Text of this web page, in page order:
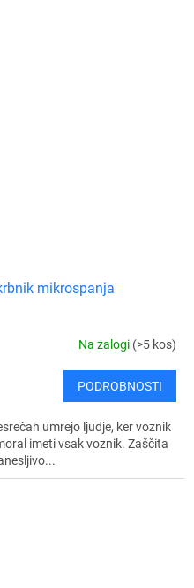
mikrospanja
Na zalogi (>5 kos)
PODROBNOSTI
umrejo ljudje, ker voznik
imeti vsak voznik. Zaščita